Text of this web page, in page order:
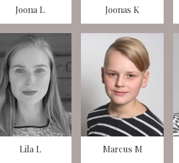
Joona L Joonas K
Lila L Marcus M